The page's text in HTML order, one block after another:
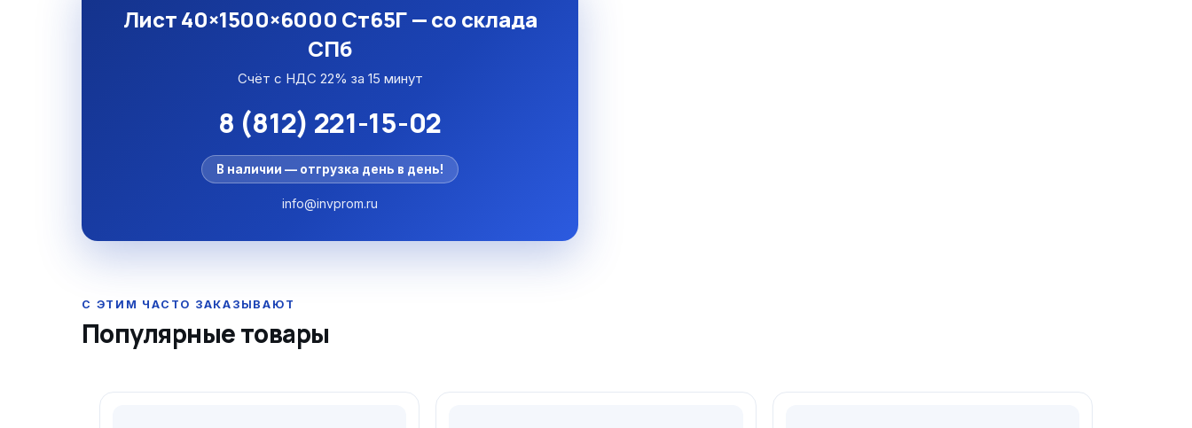
Лист 40×1500×6000 Ст65Г — со склада
СПб
Счёт с НДС 22% за 15 минут
8 (812) 221-15-02
В наличии — отгрузка день в день!
info@invprom.ru
Популярные товары